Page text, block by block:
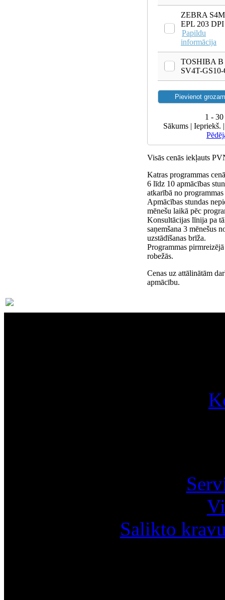
ZEBRA S4M
EPL 203 DPI
Papildu
informācija
TOSHIBA B
SV4T-
1 -
Sākums | Iepriekš.
Visās cenās iekļauts
Katras programmas
6 līdz 10 apmācības
atkarībā no
Apmācības stundas
mēnešu laikā pēc
Konsultācijas līnija pa
saņemšana 3 mēnešus
uzstādīšanas brīža.
Programmas
robežās.
Cenas uz attālinātām
apmācību.
Salikto